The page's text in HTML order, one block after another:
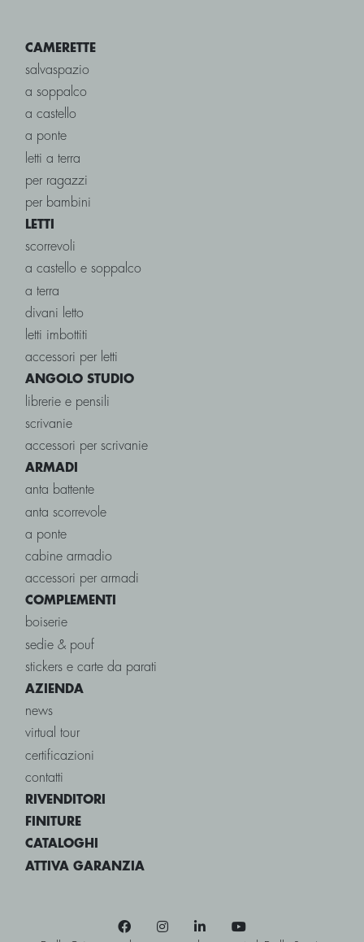
CAMERETTE
salvaspazio
a soppalco
a castello
a ponte
letti a terra
per ragazzi
per bambini
LETTI
scorrevoli
a castello e soppalco
a terra
divani letto
letti imbottiti
accessori per letti
ANGOLO STUDIO
librerie e pensili
scrivanie
accessori per scrivanie
ARMADI
anta battente
anta scorrevole
a ponte
cabine armadio
accessori per armadi
COMPLEMENTI
boiserie
sedie & pouf
stickers e carte da parati
AZIENDA
news
virtual tour
certificazioni
contatti
RIVENDITORI
FINITURE
CATALOGHI
ATTIVA GARANZIA